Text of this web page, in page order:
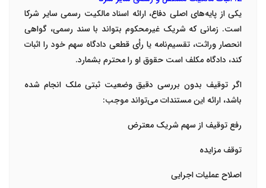
یکی از پایه‌های اصلی دفاع، ارائه اسناد مالکیت رسمی سایر شرکا
است. زمانی که شریک غیرمحکوم بتواند با سند رسمی، گواهی
انحصار وراثت، تقسیم‌نامه یا رأی قطعی دادگاه سهم خود را اثبات
کند، دادگاه مکلف است حقوق او را محترم بشمارد.
اگر توقیف بدون بررسی دقیق وضعیت ثبتی ملک انجام شده
باشد، ارائه این مستندات می‌تواند موجب:
رفع توقیف از سهم شریک معترض
توقف مزایده
اصلاح عملیات اجرایی